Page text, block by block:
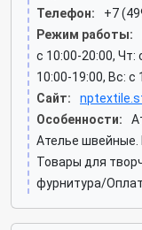
Телефон:
+7
Режим работы:
c 10:00-20:00, Чт:
10:00-19:00, Вс: c
Сайт:
Особенности:
Ателье швейные.
Товары для
фурнитура/